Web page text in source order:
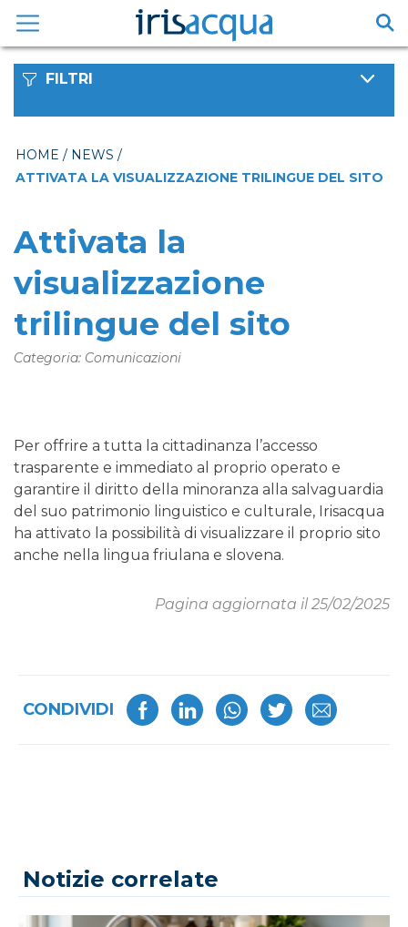
contenuto
FILTRI
HOME / NEWS /
ATTIVATA LA VISUALIZZAZIONE TRILINGUE DEL SITO
Attivata la
visualizzazione
trilingue del sito
Categoria: Comunicazioni
Per offrire a tutta la cittadinanza l’accesso
trasparente e immediato al proprio operato e
garantire il diritto della minoranza alla salvaguardia
del suo patrimonio linguistico e culturale, Irisacqua
ha attivato la possibilità di visualizzare il proprio sito
anche nella lingua friulana e slovena.
Pagina aggiornata il 25/02/2025
CONDIVIDI
Notizie correlate